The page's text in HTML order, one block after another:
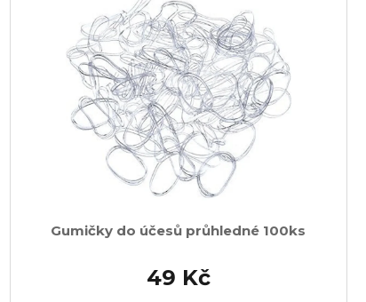
Gumičky do účesů průhledné 100ks
49 Kč